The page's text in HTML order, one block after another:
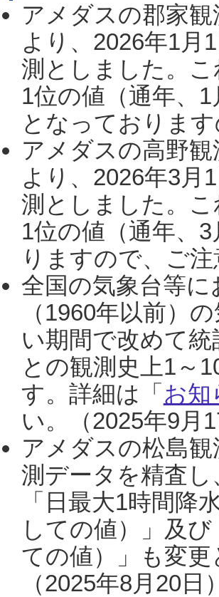
アメダスの郡家
より、2026年1月
測としました。
1位の値（通年、
となっておりま
アメダスの高野
より、2026年3月
測としました。
1位の値（通年、
りますので、ご
全国の気象台等
（1960年以前）
い期間で改めて
との観測史上1～
す。詳細は「 お知
い。（2025年9月
アメダスの松島
測データを精査
「日最大1時間降
しての値）」及
ての値）」も変
（2025年8月20日）